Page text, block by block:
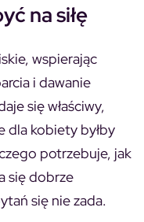
na siłę
wspierając
i dawanie
się właściwy,
dla kobiety byłby
potrzebuje, jak
się dobrze
się nie zada.